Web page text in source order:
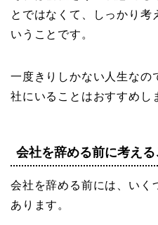
とではなくて、しっかり考
いうことです。
一度きりしかない人生なの
社にいることはおすすめし
会社を辞める前に考える
会社を辞める前には、いく
あります。